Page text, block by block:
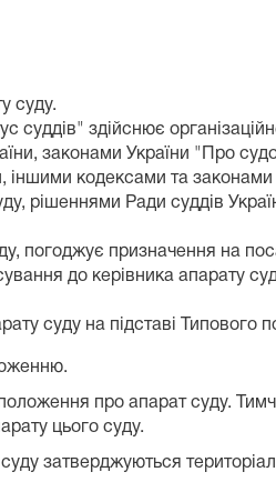
суду.
суддів" здійснює
законами України "Про
кодексами та
рішеннями Ради суддів
погоджує призначення на
до керівника апарату
суду на підставі Типового
про апарат суду.
цього суду.
затверджуються